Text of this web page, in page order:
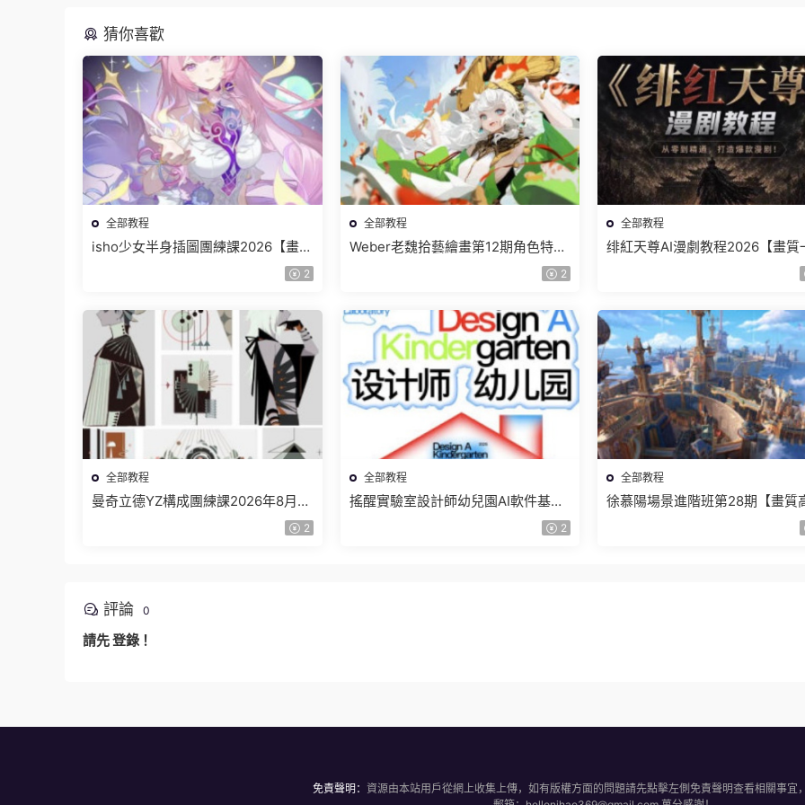
猜你喜歡
全部教程
isho少女半身插圖團練課2026【畫質
2
全部教程
Weber老魏拾藝繪畫第12期角色特訓
2
全部教程
绯紅天尊AI漫劇教程2026【畫質
全部教程
曼奇立德YZ構成團練課2026年8月已
2
全部教程
搖醒實驗室設計師幼兒園AI軟件基礎
2
全部教程
徐慕陽場景進階班第28期【畫質
評論 0
請先登錄 ！
免責聲明： 資源由本站用戶從網上收集上傳，如有版權方面的問題請先點擊左側免責聲明查看相關事宜